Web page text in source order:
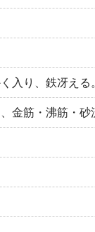
入り、鉄冴える
金筋・沸筋・砂